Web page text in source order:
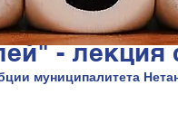
- лекция
муниципалитета